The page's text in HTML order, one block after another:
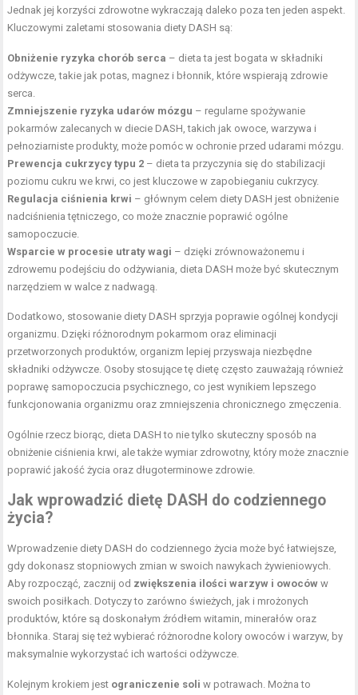
Jednak jej korzyści zdrowotne wykraczają daleko poza ten jeden aspekt.
Kluczowymi zaletami stosowania diety DASH są:
Obniżenie ryzyka chorób serca – dieta ta jest bogata w składniki
odżywcze, takie jak potas, magnez i błonnik, które wspierają zdrowie
serca.
Zmniejszenie ryzyka udarów mózgu – regularne spożywanie
pokarmów zalecanych w diecie DASH, takich jak owoce, warzywa i
pełnoziarniste produkty, może pomóc w ochronie przed udarami mózgu.
Prewencja cukrzycy typu 2 – dieta ta przyczynia się do stabilizacji
poziomu cukru we krwi, co jest kluczowe w zapobieganiu cukrzycy.
Regulacja ciśnienia krwi – głównym celem diety DASH jest obniżenie
nadciśnienia tętniczego, co może znacznie poprawić ogólne
samopoczucie.
Wsparcie w procesie utraty wagi – dzięki zrównoważonemu i
zdrowemu podejściu do odżywiania, dieta DASH może być skutecznym
narzędziem w walce z nadwagą.
Dodatkowo, stosowanie diety DASH sprzyja poprawie ogólnej kondycji
organizmu. Dzięki różnorodnym pokarmom oraz eliminacji
przetworzonych produktów, organizm lepiej przyswaja niezbędne
składniki odżywcze. Osoby stosujące tę dietę często zauważają również
poprawę samopoczucia psychicznego, co jest wynikiem lepszego
funkcjonowania organizmu oraz zmniejszenia chronicznego zmęczenia.
Ogólnie rzecz biorąc, dieta DASH to nie tylko skuteczny sposób na
obniżenie ciśnienia krwi, ale także wymiar zdrowotny, który może znacznie
poprawić jakość życia oraz długoterminowe zdrowie.
Jak wprowadzić dietę DASH do codziennego
życia?
Wprowadzenie diety DASH do codziennego życia może być łatwiejsze,
gdy dokonasz stopniowych zmian w swoich nawykach żywieniowych.
Aby rozpocząć, zacznij od zwiększenia ilości warzyw i owoców w
swoich posiłkach. Dotyczy to zarówno świeżych, jak i mrożonych
produktów, które są doskonałym źródłem witamin, minerałów oraz
błonnika. Staraj się też wybierać różnorodne kolory owoców i warzyw, by
maksymalnie wykorzystać ich wartości odżywcze.
Kolejnym krokiem jest ograniczenie soli w potrawach. Można to